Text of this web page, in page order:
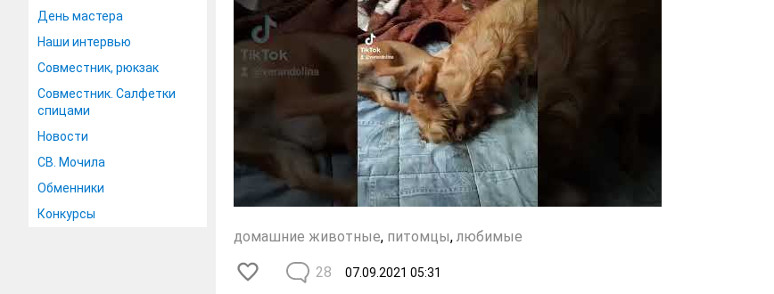
День мастера
Наши интервью
Совместник, рюкзак
Совместник. Салфетки
спицами
Новости
СВ. Мочила
Обменники
Конкурсы
домашние животные, питомцы, любимые
07.09.2021 05:31
28